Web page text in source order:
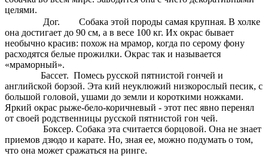
целями.
Дог. Собака этой породы самая крупная. В холке
она достигает до 90 см, а в весе 100 кг. Их окрас бывает
необычно красив: похож на мрамор, когда по серому фону
расходятся белые прожилки. Окрас так и называется
«мраморный».
Бассет. Помесь русской пятнистой гончей и
английской борзой. Эта кий неуклюжий низкорослый песик, с
большой головой, ушами до земли и короткими ножками.
Яркий окрас рыже-бело-коричневый - этот пес явно перенял
от своей родственницы русской пятнистой гон чей.
Боксер. Собака эта считается борцовой. Она не знает
приемов дзюдо и карате. Но, зная ее, можно подумать о том,
что она может сражаться на ринге.